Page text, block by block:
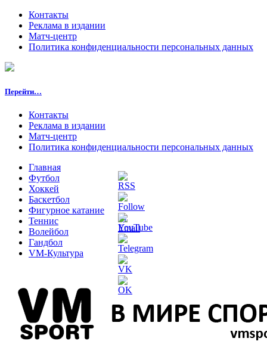
Контакты
Реклама в издании
Матч-центр
Политика конфиденциальности персональных данных
Перейти…
Контакты
Реклама в издании
Матч-центр
Политика конфиденциальности персональных данных
Главная
Футбол
Хоккей
Баскетбол
Фигурное катание
Теннис
Волейбол
Гандбол
VM-Культура